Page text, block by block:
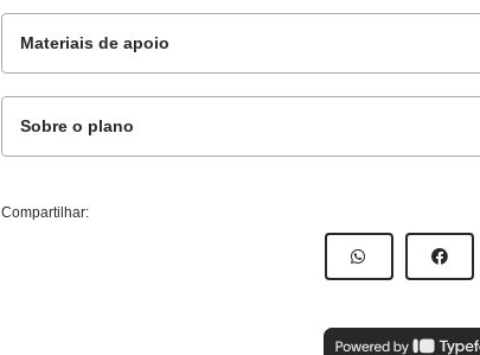
Materiais de apoio
algumas paroxítonas têm de especial?
Sobre o plano
Quando acentuar palavras
Compartilhar: